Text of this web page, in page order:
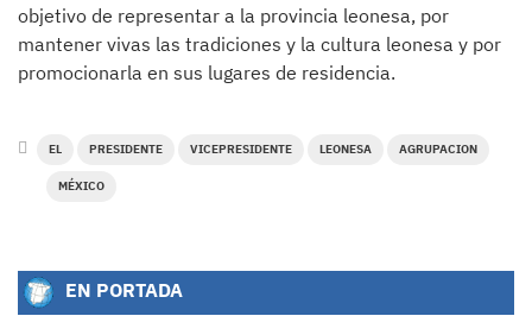
objetivo de representar a la provincia leonesa, por
mantener vivas las tradiciones y la cultura leonesa y por
promocionarla en sus lugares de residencia.
EL PRESIDENTE VICEPRESIDENTE LEONESA AGRUPACION
MÉXICO
EN PORTADA